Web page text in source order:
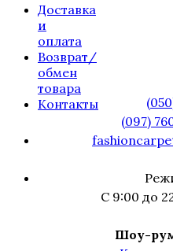
Доставка
и
оплата
Возврат/
обмен
товара
Контакты
(097)
С 9:00 до
Шоу-